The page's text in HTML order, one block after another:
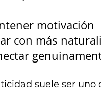
motivación
con más
suele ser